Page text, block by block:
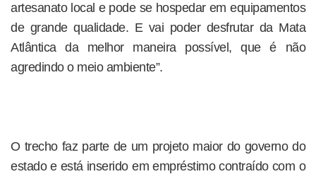
artesanato local e pode se hospedar em equipamentos
de grande qualidade. E vai poder desfrutar da Mata
Atlântica da melhor maneira possível, que é não
agredindo o meio ambiente”.
O trecho faz parte de um projeto maior do governo do
estado e está inserido em empréstimo contraído com o